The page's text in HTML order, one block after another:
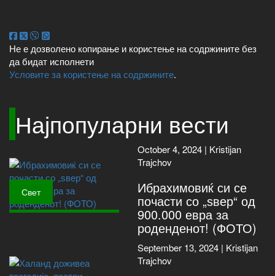
Не е дозволено копирање и користење на содржините без
да бидат исполнети
Условите за користење на содржините.
Најпопуларни вести
Свет
October 4, 2024 | Kristijan
Trajchov
Ибрахимовиќ си се
почасти со „ѕвер“ од
900.000 евра за
роденденот! (ФОТО)
September 13, 2024 | Kristijan
Trajchov